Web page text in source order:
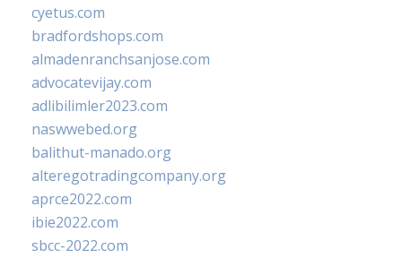
cyetus.com
bradfordshops.com
almadenranchsanjose.com
advocatevijay.com
adlibilimler2023.com
naswwebed.org
balithut-manado.org
alteregotradingcompany.org
aprce2022.com
ibie2022.com
sbcc-2022.com